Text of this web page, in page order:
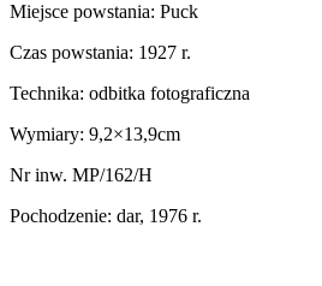
Miejsce powstania: Puck
Czas powstania: 1927 r.
Technika: odbitka fotograficzna
Wymiary: 9,2×13,9cm
Nr inw. MP/162/H
Pochodzenie: dar, 1976 r.